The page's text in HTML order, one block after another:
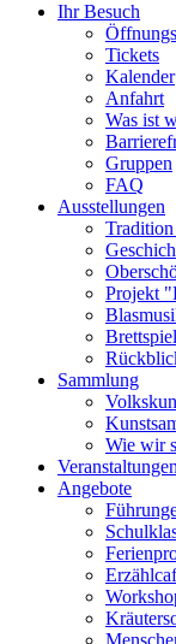
Ihr Besuch
Tickets
Kalender
Anfahrt
Was ist
Gruppen
FAQ
Ausstellungen
Projekt
Sammlung
Wie wir
Veranstaltungen
Angebote